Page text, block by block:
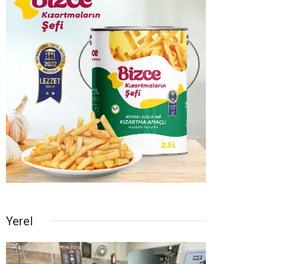
Yerel